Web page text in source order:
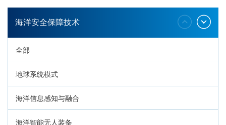
深海生命与生态过程
海洋安全保障技术
全部
地球系统模式
海洋信息感知与融合
海洋智能无人装备